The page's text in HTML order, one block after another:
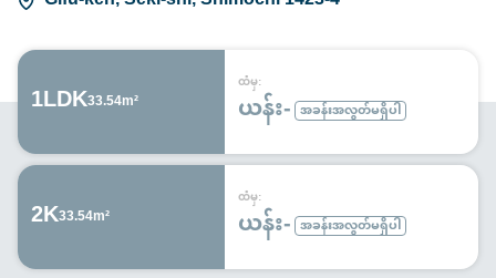
1LDK33.54m²
ထံမှ:
ယန်း- အခန်းအလွတ်မရှိပါ
2K33.54m²
ထံမှ:
ယန်း- အခန်းအလွတ်မရှိပါ